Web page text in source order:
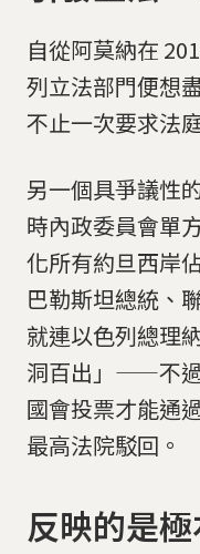
自從阿莫納在
列立法部門便想
不止一次要求法
另一個具爭議性
時內政委員會單
化所有約旦西岸
巴勒斯坦總統、
就連以色列總理
洞百出」——不
國會投票才能通
最高法院駁回。
反映的是